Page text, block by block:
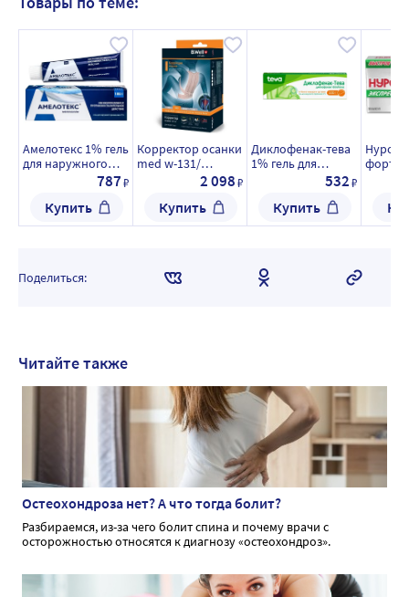
Амелотекс 1% гель
для наружного
применения 100
787₽
Купить
Корректор осанки
med w-131/
2 098₽
Купить
Диклофенак-тева
1% гель для
532₽
Купить
форте
Поделиться:
Читайте также
Остеохондроза нет? А что тогда болит?
Разбираемся, из-за чего болит спина и почему врачи с
осторожностью относятся к диагнозу «остеохондроз».